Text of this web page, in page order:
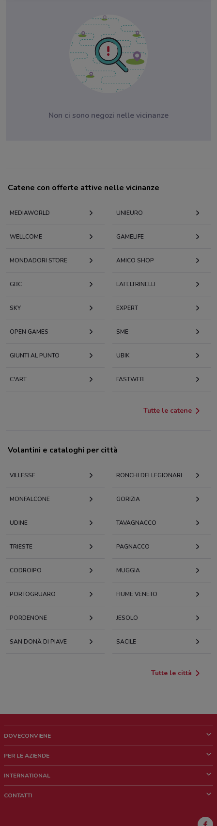
Non ci sono negozi nelle vicinanze
Catene con offerte attive nelle vicinanze
MEDIAWORLD UNIEURO
WELLCOME GAMELIFE
MONDADORI STORE AMICO SHOP
GBC LAFELTRINELLI
SKY EXPERT
OPEN GAMES SME
GIUNTI AL PUNTO UBIK
C'ART FASTWEB
Tutte le catene
Volantini e cataloghi per città
VILLESSE RONCHI DEI LEGIONARI
MONFALCONE GORIZIA
UDINE TAVAGNACCO
TRIESTE PAGNACCO
CODROIPO MUGGIA
PORTOGRUARO FIUME VENETO
PORDENONE JESOLO
SAN DONÀ DI PIAVE SACILE
Tutte le città
DOVECONVIENE
Chi siamo
Lavora con noi
PER LE AZIENDE
Richieste commerciali e marketing
INTERNATIONAL
CONTATTI